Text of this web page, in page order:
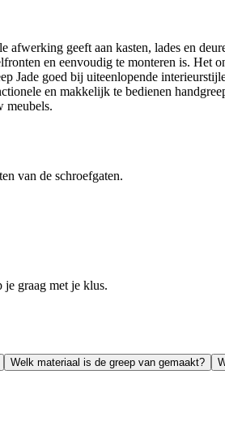
geeft aan kasten, lades en
en eenvoudig te monteren is.
Jade goed bij uiteenlopende
en makkelijk te bedienen
meubels.
van de schroefgaten.
graag met je klus.
Welk materiaal is de greep van gemaakt?